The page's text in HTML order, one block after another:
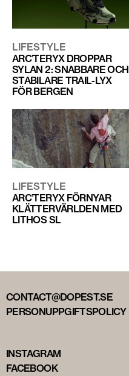
LIFESTYLE
ARC’TERYX DROPPAR
SYLAN 2: SNABBARE OCH
STABILARE TRAIL-LYX
FÖR BERGEN
LIFESTYLE
ARC’TERYX FÖRNYAR
KLÄTTERVÄRLDEN MED
LITHOS SL
CONTACT@DOPEST.SE
PERSONUPPGIFTSPOLICY
INSTAGRAM
FACEBOOK